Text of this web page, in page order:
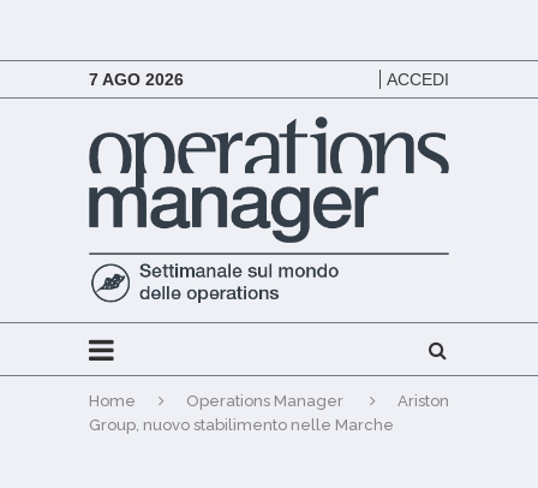
7 AGO 2026 ACCEDI
Home Operations Manager
Ariston
Group, nuovo stabilimento nelle Marche